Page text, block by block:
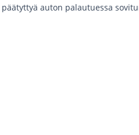
auton palautuessa